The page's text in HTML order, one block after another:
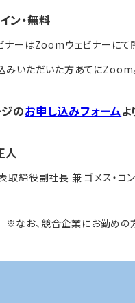
ン・無料
ナーはZoomウェビナーにて
みいただいた方あてにZoom
のお申し込みフォーム
人
取締役副社長 兼 ゴメス・コ
※なお、競合企業にお勤めの